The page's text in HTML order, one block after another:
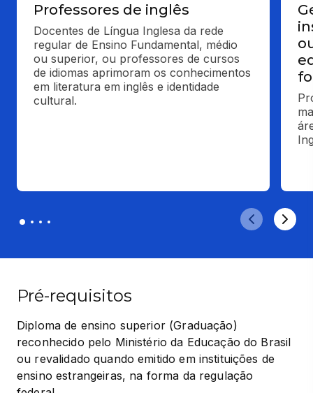
Professores de inglês
Docentes de Língua Inglesa da rede
regular de Ensino Fundamental, médio
ou superior, ou professores de cursos
de idiomas aprimoram os conhecimentos
em literatura em inglês e identidade
cultural.
Pré-requisitos
Diploma de ensino superior (Graduação)
reconhecido pelo Ministério da Educação do Brasil
ou revalidado quando emitido em instituições de
ensino estrangeiras, na forma da regulação